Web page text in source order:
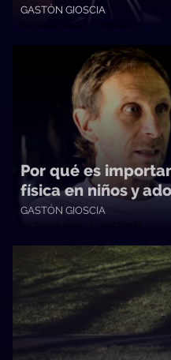
GASTÓN GIOSCIA
No Toquen Nada • 10/02/2023
Por qué es
física en niños y
GASTÓN GIOSCIA
No Toquen Nada • 14/12/2022